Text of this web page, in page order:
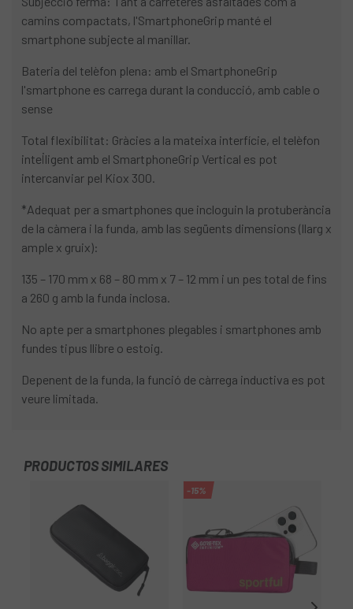
camins compactats, l'SmartphoneGrip manté el
smartphone subjecte al manillar.
Bateria del telèfon plena: amb el SmartphoneGrip
l'smartphone es carrega durant la conducció, amb cable o
sense
Total flexibilitat: Gràcies a la mateixa interfície, el telèfon
intel·ligent amb el SmartphoneGrip Vertical es pot
intercanviar pel Kiox 300.
*Adequat per a smartphones que incloguin la protuberància
de la càmera i la funda, amb las següents dimensions (llarg x
ample x gruix):
135 – 170 mm x 68 – 80 mm x 7 – 12 mm i un pes total de fins
a 260 g amb la funda inclosa.
No apte per a smartphones plegables i smartphones amb
fundes tipus llibre o estoig.
Depenent de la funda, la funció de càrrega inductiva es pot
veure limitada.
PRODUCTOS SIMILARES
-15%